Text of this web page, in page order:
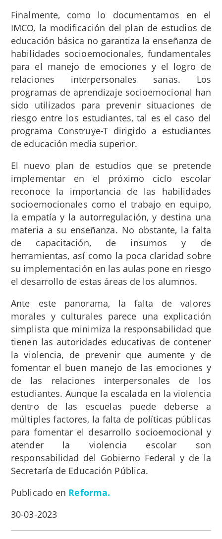
Finalmente, como lo documentamos en el
IMCO, la modificación del plan de estudios de
educación básica no garantiza la enseñanza de
habilidades socioemocionales, fundamentales
para el manejo de emociones y el logro de
relaciones interpersonales sanas. Los
programas de aprendizaje socioemocional han
sido utilizados para prevenir situaciones de
riesgo entre los estudiantes, tal es el caso del
programa Construye-T dirigido a estudiantes
de educación media superior.
El nuevo plan de estudios que se pretende
implementar en el próximo ciclo escolar
reconoce la importancia de las habilidades
socioemocionales como el trabajo en equipo,
la empatía y la autorregulación, y destina una
materia a su enseñanza. No obstante, la falta
de capacitación, de insumos y de
herramientas, así como la poca claridad sobre
su implementación en las aulas pone en riesgo
el desarrollo de estas áreas de los alumnos.
Ante este panorama, la falta de valores
morales y culturales parece una explicación
simplista que minimiza la responsabilidad que
tienen las autoridades educativas de contener
la violencia, de prevenir que aumente y de
fomentar el buen manejo de las emociones y
de las relaciones interpersonales de los
estudiantes. Aunque la escalada en la violencia
dentro de las escuelas puede deberse a
múltiples factores, la falta de políticas públicas
para fomentar el desarrollo socioemocional y
atender la violencia escolar son
responsabilidad del Gobierno Federal y de la
Secretaría de Educación Pública.
Publicado en Reforma.
30-03-2023